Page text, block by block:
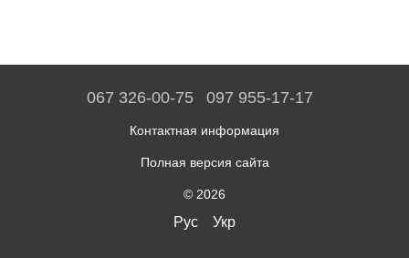
067 326-00-75 097 955-17-17
Контактная информация
Полная версия сайта
© 2026
Рус Укр